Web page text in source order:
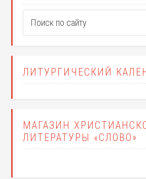
ЛИТУРГИЧЕСКИЙ
МАГАЗИН
ЛИТЕРАТУРЫ «СЛОВО»